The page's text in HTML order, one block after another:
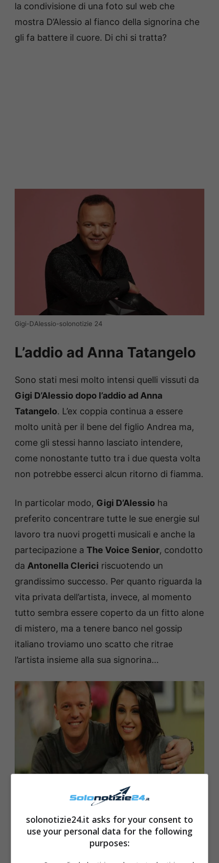
la condivisione di una foto sul web che
mostra D’Alessio al fianco della signorina che
gli fa battere il cuore. Di chi si tratta?
Gigi-DAlessio-solonotizie 24
L’addio ad Anna Tatangelo
Sono stati mesi molto intensi quelli vissuti da
Gigi D’Alessio dopo l’addio ad Anna
Tatangelo. L’ex coppia continua a essere
molto unità per il bene del figlio Andrea ma,
come gli stessi hanno lasciato intendere,
come nonostante tutto tra i due questa volta
non potrebbe esserci alcun ritorno di fiamma.
In particolar modo, Gigi D’Alessio ha
preferito concentrare tutte le sue energie sul
lavoro tra nuovi progetti musicali e anche la
partecipazione a The Voice Senior, condotto
da Antonella Clerici riscuotendo un
grandissimo successo. Per quanto riguarda la
vita privata dell’artista, invece, al momento
tutto sembra essere coperto da un fitto alone
di mistero, ma a tenere banco nel gossip
italiano troviamo uno scatto che ritrae
l’artista insieme alla sua signorina…
Gigi-DAlessio-solonotizie 24
solonotizie24.it asks for your consent to
use your personal data for the following
purposes: